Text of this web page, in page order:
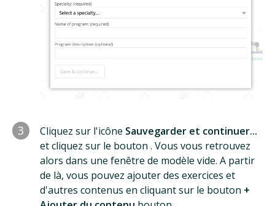
3 Cliquez sur l'icône Sauvegarder et continuer...
et cliquez sur le bouton . Vous vous retrouvez
alors dans une fenêtre de modèle vide. A partir
de là, vous pouvez ajouter des exercices et
d'autres contenus en cliquant sur le bouton +